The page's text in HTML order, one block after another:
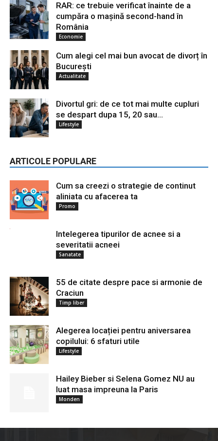
RAR: ce trebuie verificat înainte de a
cumpăra o mașină second-hand în
România
Economie
Cum alegi cel mai bun avocat de divorț în
București
Actualitate
Divortul gri: de ce tot mai multe cupluri
se despart dupa 15, 20 sau...
Lifestyle
ARTICOLE POPULARE
Cum sa creezi o strategie de continut
aliniata cu afacerea ta
Promo
Intelegerea tipurilor de acnee si a
severitatii acneei
Sanatate
55 de citate despre pace si armonie de
Craciun
Timp liber
Alegerea locației pentru aniversarea
copilului: 6 sfaturi utile
Lifestyle
Hailey Bieber si Selena Gomez NU au
luat masa impreuna la Paris
Monden